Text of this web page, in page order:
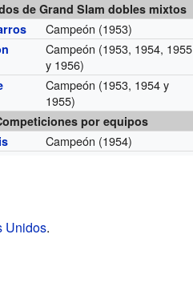
de Grand Slam dobles mixtos
Campeón (1953)
Campeón (1953, 1954, 1955
y 1956)
Campeón (1953, 1954 y
1955)
por equipos
Campeón (1954)
Unidos.